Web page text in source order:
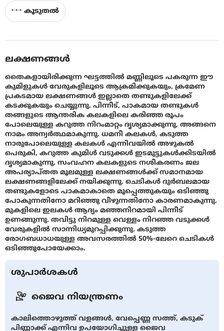
കൂടുതൽ
ലക്ഷണങ്ങൾ
തൈകളായിരിക്കുന്ന ഘട്ടത്തില്‍ മണ്ണിലൂടെ പകരുന്ന ഈ
കുമിളുകള്‍ വേരുകളിലൂടെ ആക്രമിക്കുകയും, ക്രമേണ
പ്രകടമായ ലക്ഷണങ്ങള്‍ ഇല്ലാതെ തണ്ടുകളിലേക്ക്
കടക്കുകയും ചെയ്യുന്നു. പിന്നീട്, പാകമായ തണ്ടുകള്‍
തങ്ങളുടെ ആന്തരിക കലകളിലെ കരിഞ്ഞ രൂപം
പോലെയുള്ള കറുത്ത നിറംമാറ്റം ദൃശ്യമാക്കുന്നു, അങ്ങനെ
നാമം അന്വര്‍ത്ഥമാകുന്നു. ധമനീ കലകൾ, കടുത്ത
നാരുപോലെയുള്ള കലകൾ എന്നിവയിൽ അഴുകൽ
പെരുകി, കറുത്ത കുമിള്‍ വടുക്കള്‍ ഇടമുട്ടുകള്‍ക്കിടയില്‍
ദൃശ്യമാകുന്നു. സംവഹന കലകളുടെ നശീകരണം ജല
അപര്യാപ്തത മൂലമുള്ള ലക്ഷണങ്ങള്‍ക്ക് സമാനമായ
ലക്ഷണങ്ങളിലേക്ക് നയിക്കുന്നു. ചെടികള്‍ ദുര്‍ബലമായ
തണ്ടുകളോടെ പാകമാകാതെ മൂപ്പെത്തുകയും ഒടിഞ്ഞു
പോകുന്നതിനോ മറിഞ്ഞു വീഴുന്നതിനോ കാരണമാകുന്നു.
മുകളിലെ ഇലകള്‍ ആദ്യം മഞ്ഞനിറമായി പിന്നീട്
ഉണങ്ങുന്നു. തവിട്ടു നിറമുള്ള വെള്ളം നിറഞ്ഞ വടുക്കള്‍
വേരുകളില്‍ സാന്നിധ്യമുറപ്പിക്കുന്നു. കടുത്ത
രോഗബധാധയുള്ള അവസരത്തില്‍ 50%-ലേറെ ചെടികള്‍
ഒടിഞ്ഞുപോയേക്കാം.
ശുപാർശകൾ
ജൈവ നിയന്ത്രണം
കാലിത്തൊഴുത്ത് വളങ്ങള്‍, വേപ്പെണ്ണ സത്ത്, കടുക്
പിണ്ണാക്ക് എന്നിവ ഉപയോഗിച്ചുള്ള ജൈവ